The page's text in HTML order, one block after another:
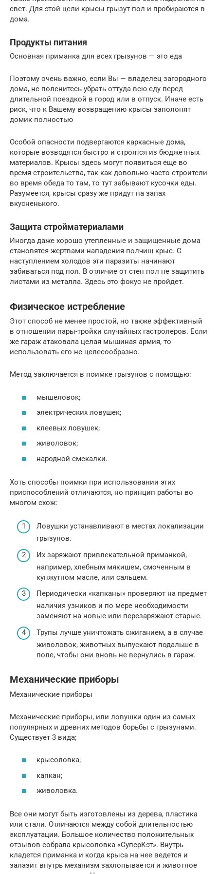
свет. Для этой цели крысы грызут пол и пробираются в
дома.
Продукты питания
Основная приманка для всех грызунов — это еда
Поэтому очень важно, если Вы — владелец загородного
дома, не поленитесь убрать оттуда всю еду перед
длительной поездкой в город или в отпуск. Иначе есть
риск, что к Вашему возвращению крысы заполонят
домик полностью
Особой опасности подвергаются каркасные дома,
которые возводятся быстро и строятся из бюджетных
материалов. Крысы здесь могут появиться еще во
время строительства, так как довольно часто строители
во время обеда то там, то тут забывают кусочки еды.
Разумеется, крысы сразу же придут на запах
вкусненького.
Защита стройматериалами
Иногда даже хорошо утепленные и защищенные дома
становятся жертвами нападения полчищ крыс. С
наступлением холодов эти паразиты начинают
забиваться под пол. В отличие от стен пол не защитить
листами из металла. Здесь это фокус не пройдет.
Физическое истребление
Этот способ не менее простой, но также эффективный
в отношении пары-тройки случайных гастролеров. Если
же гараж атаковала целая мышиная армия, то
использовать его не целесообразно.
Метод заключается в поимке грызунов с помощью:
мышеловок;
электрических ловушек;
клеевых ловушек;
живоловок;
народной смекалки.
Хоть способы поимки при использовании этих
приспособлений отличаются, но принцип работы во
многом схож:
Ловушки устанавливают в местах локализации
грызунов.
Их заряжают привлекательной приманкой,
например, хлебным мякишем, смоченным в
кунжутном масле, или сальцем.
Периодически «капканы» проверяют на предмет
наличия узников и по мере необходимости
заменяют на новые или перезаряжают старые.
Трупы лучше уничтожать сжиганием, а в случае
живоловок, животных выпускают подальше в
поле, чтобы они вновь не вернулись в гараж.
Механические приборы
Механические приборы
Механические приборы, или ловушки один из самых
популярных и древних методов борьбы с грызунами.
Существует 3 вида;
крысоловка;
капкан;
живоловка.
Все они могут быть изготовлены из дерева, пластика
или стали. Отличаются между собой длительностью
эксплуатации. Большое количество положительных
отзывов собрала крысоловка «СуперКэт». Внутрь
кладется приманка и когда крыса на нее ведется и
залазит внутрь механизм захлопывается и животное